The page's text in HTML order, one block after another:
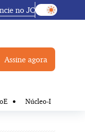
no JC
Assine agora
Núcleo-I